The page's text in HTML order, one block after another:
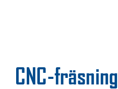
CNC-fräsning